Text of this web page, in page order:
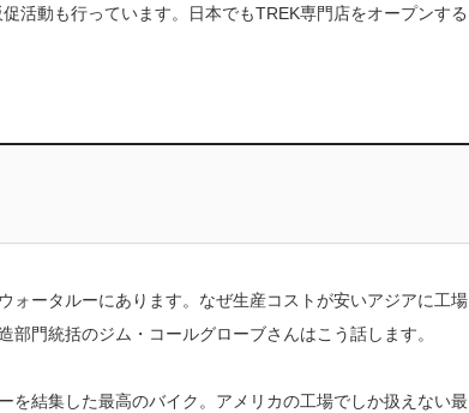
活動も行っています。日本でもTREK専門店をオープンする
ォータルーにあります。なぜ生産コストが安いアジアに工場
門統括のジム・コールグローブさんはこう話します。
を結集した最高のバイク。アメリカの工場でしか扱えない最